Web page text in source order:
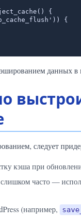
{
данных в
следует
кэша при
часто —
(например,